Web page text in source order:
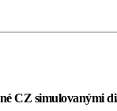
CZ simulovanými